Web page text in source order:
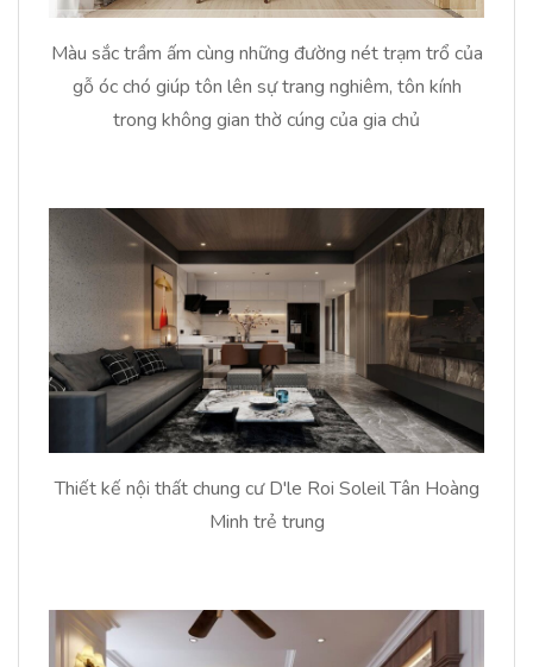
Màu sắc trầm ấm cùng những đường nét trạm trổ của
gỗ óc chó giúp tôn lên sự trang nghiêm, tôn kính
trong không gian thờ cúng của gia chủ
Thiết kế nội thất chung cư D'le Roi Soleil Tân Hoàng
Minh trẻ trung